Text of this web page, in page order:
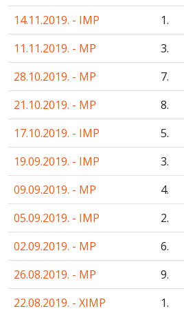
14.11.2019. - IMP
1.
11.11.2019. - MP
3.
28.10.2019. - MP
7.
21.10.2019. - MP
8.
17.10.2019. - IMP
5.
19.09.2019. - IMP
3.
09.09.2019. - MP
4.
05.09.2019. - IMP
2.
02.09.2019. - MP
6.
26.08.2019. - MP
9.
22.08.2019. - XIMP
1.